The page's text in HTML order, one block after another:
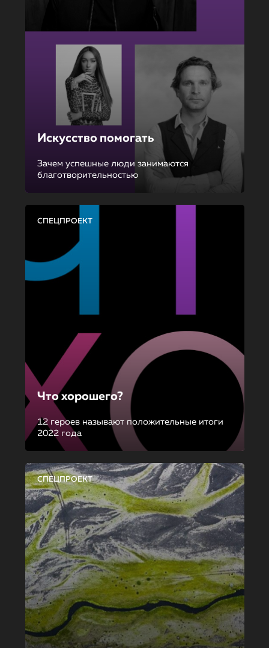
Искусство помогать
Зачем успешные люди занимаются
благотворительностью
СПЕЦПРОЕКТ
Что хорошего?
12 героев называют положительные итоги
2022 года
СПЕЦПРОЕКТ